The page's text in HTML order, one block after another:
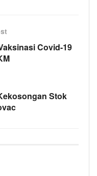
Covid-19
Stok